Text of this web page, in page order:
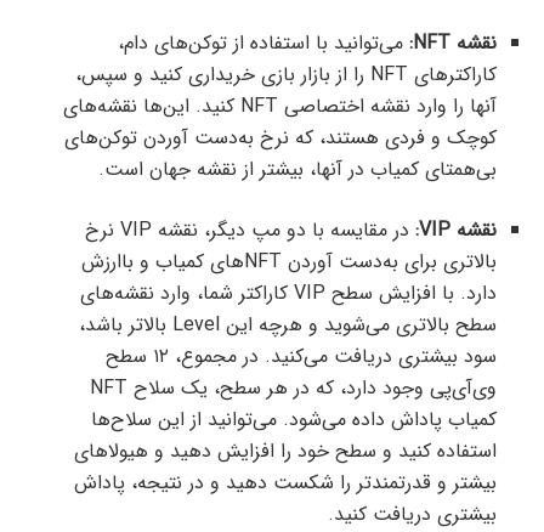
نقشه NFT:
می‌توانید با استفاده از توکن‌های دام،
کاراکترهای NFT را از بازار بازی خریداری کنید و سپس،
آنها را وارد نقشه اختصاصی NFT کنید. این‌ها نقشه‌های
کوچک و فردی هستند، که نرخ به‌دست آوردن توکن‌های
بی‌همتای کمیاب در آنها، بیشتر از نقشه جهان است.
نقشه VIP:
در مقایسه با دو مپ دیگر، نقشه VIP نرخ
بالاتری برای به‌دست آوردن NFTهای کمیاب و باارزش
دارد. با افزایش سطح VIP کاراکتر شما، وارد نقشه‌های
سطح بالاتری می‌شوید و هرچه این Level بالاتر باشد،
سود بیشتری دریافت می‌کنید. در مجموع، ۱۲ سطح
وی‌آی‌پی وجود دارد، که در هر سطح، یک سلاح NFT
کمیاب پاداش داده می‌شود. می‌توانید از این سلاح‌ها
استفاده کنید و سطح خود را افزایش دهید و هیولاهای
بیشتر و قدرتمندتر را شکست دهید و در نتیجه، پاداش
بیشتری دریافت کنید.